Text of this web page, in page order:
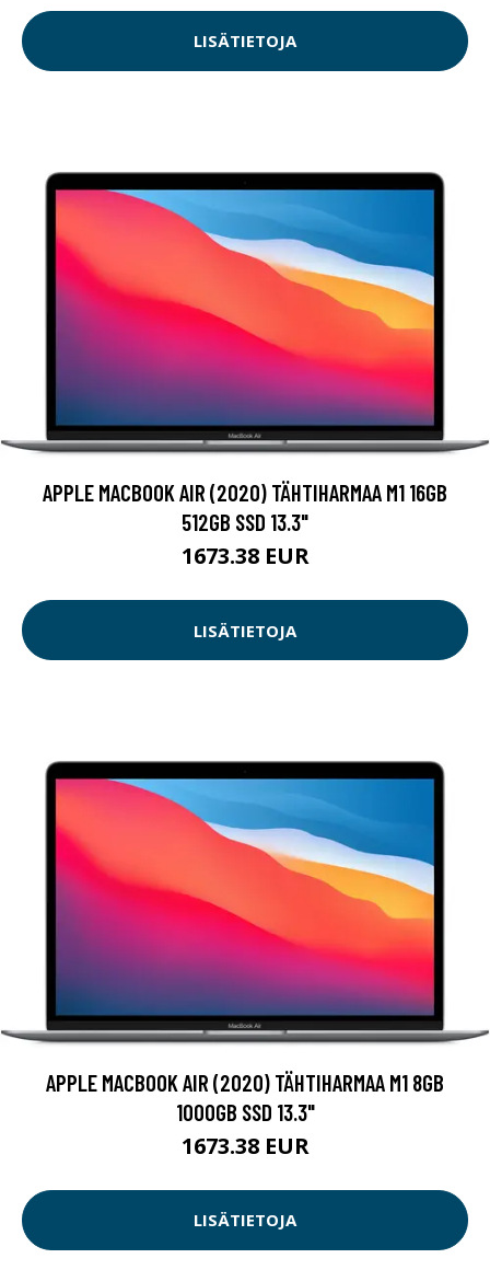
LISÄTIETOJA
APPLE MACBOOK AIR (2020) TÄHTIHARMAA M1 16GB
512GB SSD 13.3"
1673.38 EUR
LISÄTIETOJA
APPLE MACBOOK AIR (2020) TÄHTIHARMAA M1 8GB
1000GB SSD 13.3"
1673.38 EUR
LISÄTIETOJA